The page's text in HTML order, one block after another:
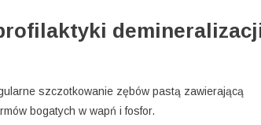
szczotkowanie zębów pastą zawierającą
bogatych w wapń i fosfor.